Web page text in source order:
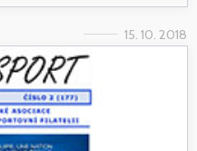
15. 10. 2018